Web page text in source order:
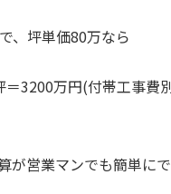
、坪単価80万なら
3200万円(付帯工事費
が営業マンでも簡単に